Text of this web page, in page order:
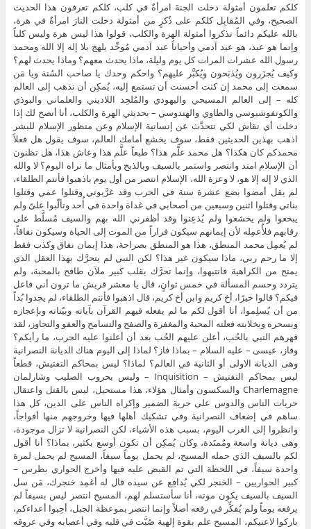
كلكم تعلمون أمثولة دخلت الجنةَ امرأةٌ في كلب، كلكم تعرفون هذا الحديث
الصحيح، وفي المُقابِل كلكم على ذُكرٍ من أمثولة دخلت النارَ امرأةٌ في هرة،
بالله عليكم دائماً تذكروا أمثولة الهرة والكلب، قولوا هذا ليس هرة وليس كلباً
وإنما هو عبد، هو عبد آدمي وأحياناً عبد آدمي مُوحِّد يلهج بلا إله إلا الله ومحمد
رسول الله عشرات المرات كل يوم وليلة، ماذا يحدث معهم؟ وماذا يحدث لهم؟
وكيف يُجزَرون ويُذبَحون ويُكبَّر عليهم؟ واحكم وحدك يا صاحب السُنة ويا مَن
سمعت إلى محمد إن كنت أحسنت أن تستمع إليه، يُمكِن أن نذهب إلى العالم
كله – إلى العالم المسيحي واليهودي والمُلحِد اللاديني والعلماني والبوذي
والكونفوشيوسي والطاوي والهندوسي – بحديثي الهرة والكلب، أنا أنصح لك إذا
دخلت أي نقاش لكي تتحدَّث عن إنسانية الإسلام وعن منظور الإسلام للبشر
اذهب بهذين الحديثين فقط، سوف يخشع أمامك العالم، سوف يقول هل فعلاً
محمدكم كان هكذا؟ هل محمد علَّم هذا؟ طبعاً علَّم هذا وعاش هذا، هل تظنون
أن الإسلام امتد وانتصر واستمر بالسيف وبالذبح وبأمثال ما نراه اليوم؟ لا والله
الذي لا إله إلا هو، لا وعزة الله، الإسلام انتصر من أول يوم باذهبوا فأنتم الطلقاء،
لم يقل أمضوا بضع عشرة سنة في الحرب وقد غرَّبوني وقتلوا عمي وقتلوا
بناتي وقتلوا اثنين وسبعين من أصحابي في غداة واحدة في أُحد وتألّبوا علىّ ولم
يبخعوا ولم يخشعوا ولم يُذعِنوا وقد أظفرني الله بهم والسيف مُسلَّط على
رقابهم فلأُعمِله لأن إيمانهم سيكون فراراً من الموت إلى الحياة وسيكون نفاقاً،
لم يُعمِل محمد المنطق، هذا هو المنطق بصراحة، هذا إيمان نفاق وكذب فقط
إلا ما رحم ربي، ماذا سيكون غير هذا؟ لكن النبي لم يتحرَّك بهذا العقل الذي
يمتح من الكراهية فانتبهوا، وإنما تحرَّك بقلب كبير ملآن طافح بالمحبة، ولم
يتردد وحسم المسألة في خمس ثوانٍ، قال يا معشر قريش ما ترون أني فاعل
فيكم؟ قالوا خيرًا، أخ كريم وابن أخ كريم، قال اذهبوا فأنتم الطلقاء، لم يجدوا بُداً
من أن يُسلِموا، أنا أقول لكم ما لم يفعله فيهم القرآن بآياته وبيّناته وبإعجازه
وبسحره وبخلابته فعلته المحبة والمغفرة والصفح والتسامح والعفو والتجاوز، لقد
قهرهم النبي بالحُب، أعلن عليهم الحُب بعد أن أعلنوا عليه الحرب، ما رأيكم؟
وفاز، عيسى – عليه السلام – بماذا فاز؟ لماذا إلى اليوم هناك الديانة النصرانية
وهى الديانة الاولى أو الثانية في العالم؟ لماذا؟ ليس بمحاكم التفتيش، قطعاً
ليس بمحاكم التفتيش – Inquisition – وليس بحروب الصليب وشارلمان
Charlemagne والسكسون وأمثال هؤلاء، هذا مستحيل، ليس بالقتل واعتقال
حريات الناس والدوس على حرية الضمير وإكراه الناس على الدين، كل هذا
ساهم في إضعاف النصرانية وفي تشكيك أهلها فيها وخروجهم منها أفواجاً،
وانظروا إلى الغرب اليوم، بسبب هذه الأشياء، لكن النصرانية لا تزال موجودة،
وهى ديانة واسعة ومُمتَدة، وكان يُمكِن أن تكون أوسع بكثير، بماذا؟ أنا أقول
لكم بالسيف الذي حمله المسيح، لم يحمل يوماً سيفاً، المسيح لم يحمل لمرة
واحدة سيفاً، في اللحظة التي تم القبض عليه فيها وأخرج الحواري بطرس –
كبير الحواريين – الخنجر لكي يُدافِع عن سيده قال له أغمِد خنجرك، مَن سل
السيف بالسيف يكون موته، أنا سأستسلم لهم، المسيح انتصر ليس بسيفاً لم
يرفعه يوماً ولم يُفكِّر في رفعه أصلاً وإنما انتصر بموعظة الجبل، أحِبوا أعداءكم،
باركوا لاعنيكم، المسيح علم بقوة إلهية صُبَّت في قلبه وفي أعصابه وفي عروقه